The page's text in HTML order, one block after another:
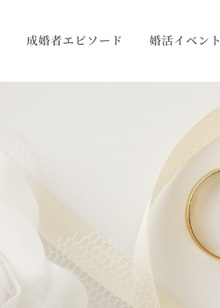
成婚者エピソード 婚活イベント